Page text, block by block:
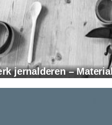
jernalderen –